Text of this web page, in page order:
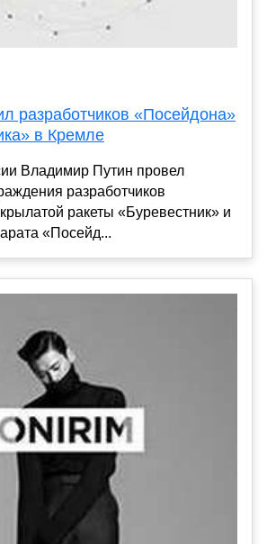
разработчиков «Посейдона»
в Кремле
Владимир Путин провел
разработчиков
ракеты «Буревестник» и
«Посейд...